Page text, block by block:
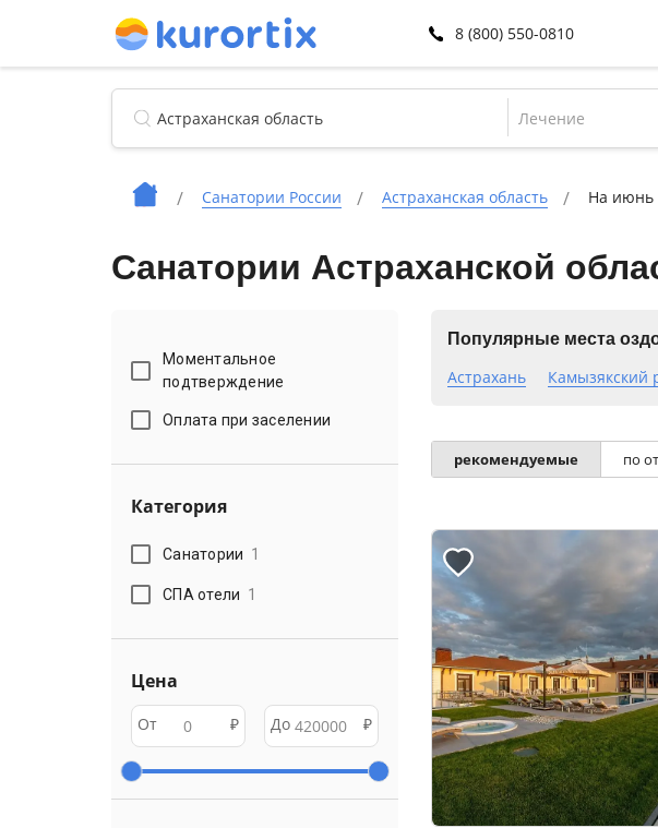
8 (800) 550-0810
Лечение
Санатории России Астраханская область На июнь
Санатории Астраханской
Моментальное
подтверждение
Оплата при заселении
Категория
Санатории 1
СПА отели 1
Цена
От ₽ До ₽
Популярные места
Астрахань Камызякский
рекомендуемые по